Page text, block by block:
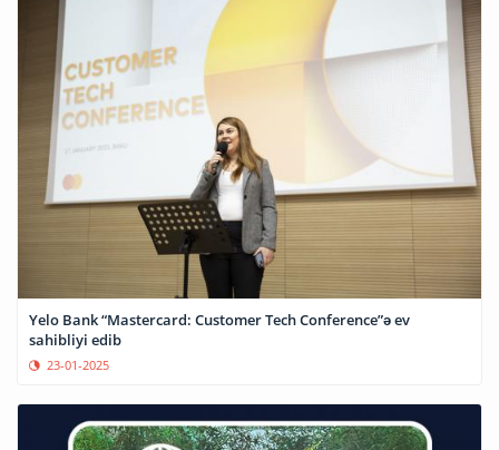
Yelo Bank “Mastercard: Customer Tech Conference”ə ev
sahibliyi edib
23-01-2025